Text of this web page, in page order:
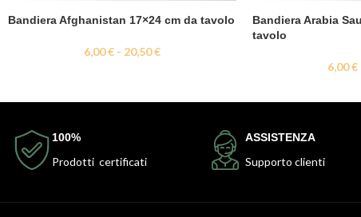
Bandiera Afghanistan 17×24 cm da tavolo
6,00€ - 20,50€
Bandiera Arabia
tavolo
6,00€
100%
Prodotti certificati
ASSISTENZA
Supporto clienti